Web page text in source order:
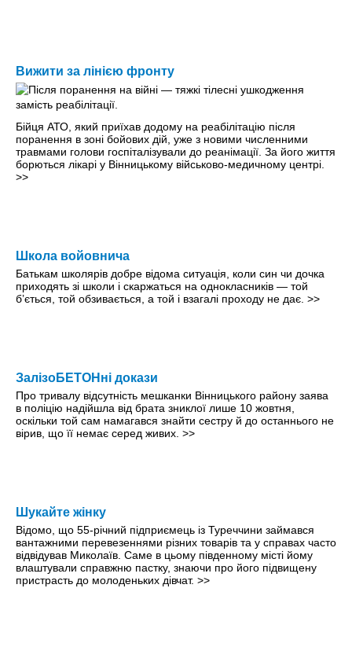
Вижити за лінією фронту
Бійця АТО, який приїхав додому на реабілітацію після
поранення в зоні бойових дій, уже з новими численними
травмами голови госпіталізували до реанімації. За його життя
борються лікарі у Вінницькому військово-медичному центрі.
>>
Школа войовнича
Батькам школярів добре відома ситуація, коли син чи дочка
приходять зі школи і скаржаться на однокласників — той
б’ється, той обзивається, а той і взагалі проходу не дає. >>
ЗалізоБЕТОНні докази
Про тривалу відсутність мешканки Вінницького району заява
в поліцію надійшла від брата зниклої лише 10 жовтня,
оскільки той сам намагався знайти сестру й до останнього не
вірив, що її немає серед живих. >>
Шукайте жінку
Відомо, що 55-річний підприємець із Туреччини займався
вантажними перевезеннями різних товарів та у справах часто
відвідував Миколаїв. Саме в цьому південному місті йому
влаштували справжню пастку, знаючи про його підвищену
пристрасть до молоденьких дівчат. >>